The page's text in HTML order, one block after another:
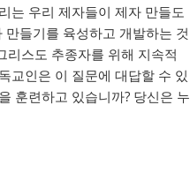
는 우리 제자들이 제자 만들도
만들기를 육성하고 개발하는 것
리스도 추종자를 위해 지속적
교인은 이 질문에 대답할 수 있
훈련하고 있습니까? 당신은 누